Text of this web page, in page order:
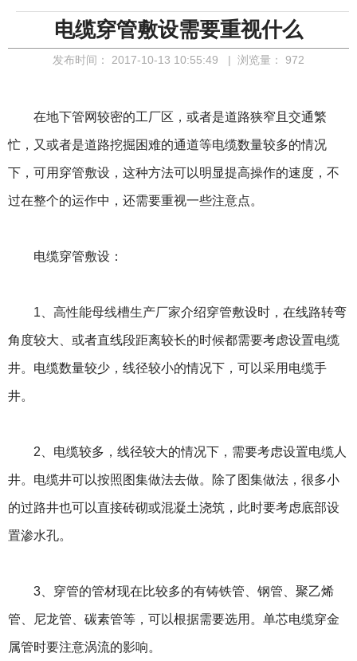
电缆穿管敷设需要重视什么
发布时间： 2017-10-13 10:55:49 | 浏览量： 972
在地下管网较密的工厂区，或者是道路狭窄且交通繁
忙，又或者是道路挖掘困难的通道等电缆数量较多的情况
下，可用穿管敷设，这种方法可以明显提高操作的速度，不
过在整个的运作中，还需要重视一些注意点。
电缆穿管敷设：
1、 高性能母线槽生产厂家介绍穿管敷设时，在线路转弯
角度较大、或者直线段距离较长的时候都需要考虑设置电缆
井。电缆数量较少，线径较小的情况下，可以采用电缆手
井。
2、电缆较多，线径较大的情况下，需要考虑设置电缆人
井。电缆井可以按照图集做法去做。除了图集做法，很多小
的过路井也可以直接砖砌或混凝土浇筑，此时要考虑底部设
置渗水孔。
3、穿管的管材现在比较多的有铸铁管、钢管、聚乙烯
管、尼龙管、碳素管等，可以根据需要选用。单芯电缆穿金
属管时要注意涡流的影响。